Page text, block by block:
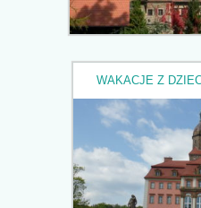
WAKACJE Z